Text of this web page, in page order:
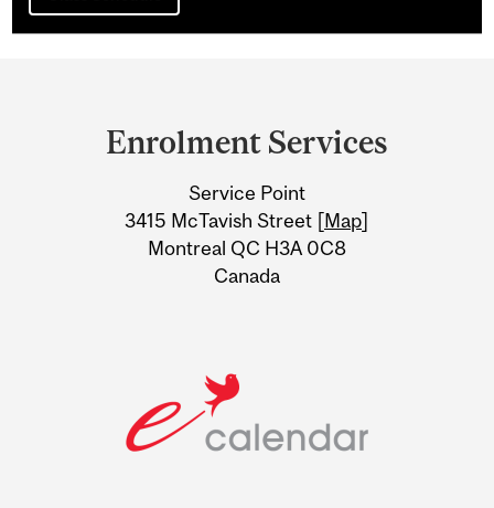
Information
Enrolment Services
Service Point
3415 McTavish Street [Map]
Montreal QC H3A 0C8
Canada